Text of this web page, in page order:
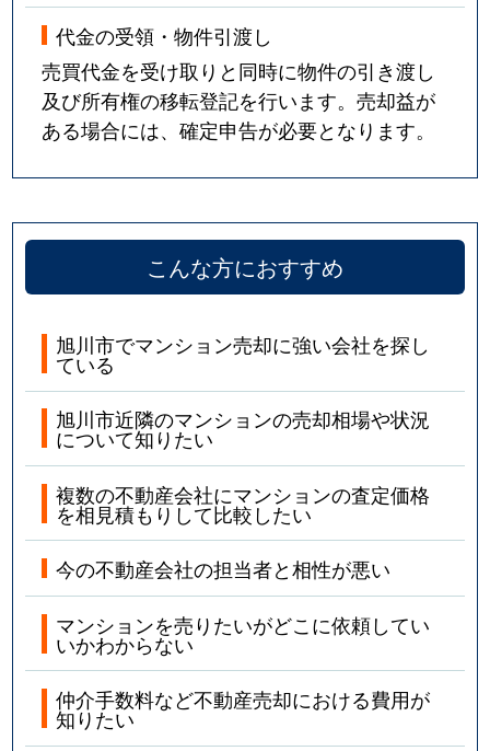
代金の受領・物件引渡し
売買代金を受け取りと同時に物件の引き渡し
及び所有権の移転登記を行います。売却益が
ある場合には、確定申告が必要となります。
こんな方におすすめ
旭川市でマンション売却に強い会社を探し
ている
旭川市近隣のマンションの売却相場や状況
について知りたい
複数の不動産会社にマンションの査定価格
を相見積もりして比較したい
今の不動産会社の担当者と相性が悪い
マンションを売りたいがどこに依頼してい
いかわからない
仲介手数料など不動産売却における費用が
知りたい